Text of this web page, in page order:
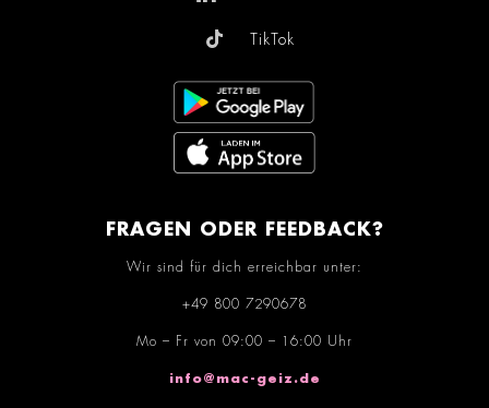
TikTok
FRAGEN ODER FEEDBACK?
Wir sind für dich erreichbar unter:
+49 800 7290678
Mo – Fr von 09:00 – 16:00 Uhr
info@mac-geiz.de